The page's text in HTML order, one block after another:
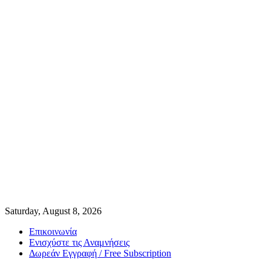
Saturday, August 8, 2026
Επικοινωνία
Ενισχύστε τις Αναμνήσεις
Δωρεάν Εγγραφή / Free Subscription